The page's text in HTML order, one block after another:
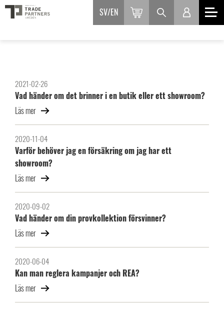
SV EN
2021-02-26
Vad händer om det brinner i en butik eller ett showroom?
Läs mer
2020-11-04
Varför behöver jag en försäkring om jag har ett
showroom?
Läs mer
2020-09-02
Vad händer om din provkollektion försvinner?
Läs mer
2020-06-04
Kan man reglera kampanjer och REA?
Läs mer